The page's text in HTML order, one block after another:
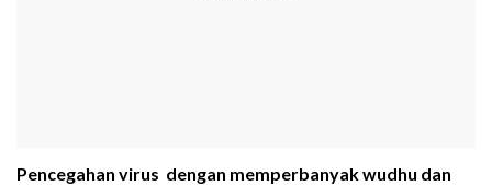
Pencegahan virus dengan memperbanyak wudhu dan